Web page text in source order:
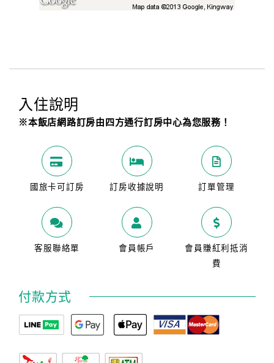
入住說明
※本飯店網路訂房由四方通行訂房中心為您服務！
國旅卡可訂房 訂房收據說明 訂單管理
客服聯絡單 會員帳戶
會員賺紅利抵消
費
付款方式